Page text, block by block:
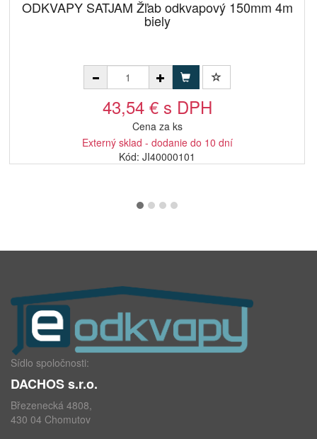
ODKVAPY SATJAM Žľab odkvapový 150mm 4m
biely
43,54 € s DPH
Cena za ks
Externý sklad - dodanie do 10 dní
Kód: JI40000101
Sídlo spoločnosti:
DACHOS s.r.o.
Březenecká 4808,
430 04 Chomutov